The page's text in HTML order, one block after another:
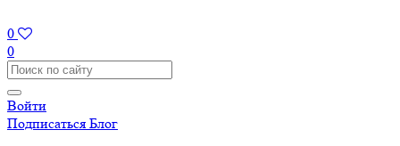
0
0
Войти
Подписаться Блог